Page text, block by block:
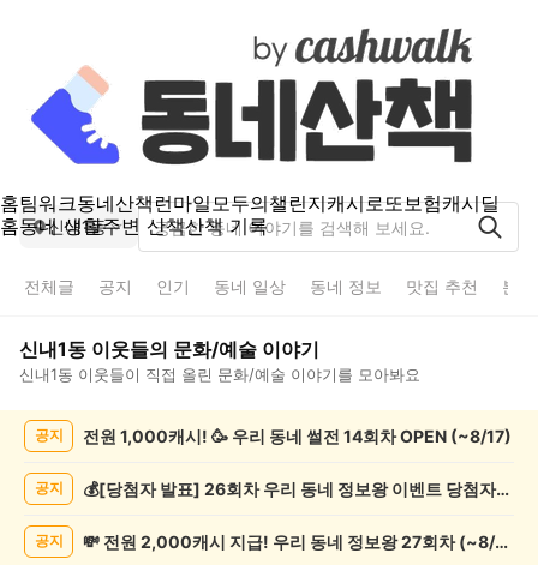
홈팀워크동네산책런마일모두의챌린지캐시로또보험캐시딜
홈동네 생활주변 산책산책 기록
신내1동
전체글 공지 인기 동네 일상 동네 정보 맛집 추천 분
신내1동 이웃들의 문화/예술 이야기
신내1동 이웃들이 직접 올린 문화/예술 이야기를 모아봐요
화/
공지 전원 1,000캐시! 🥳 우리 동네 썰전 14회차 OPEN (~8/17)
공지 💰[당첨자 발표] 26회차 우리 동네 정보왕 이벤트 당첨자를 발표합니다!
공지 💸 전원 2,000캐시 지급! 우리 동네 정보왕 27회차 (~8/10)